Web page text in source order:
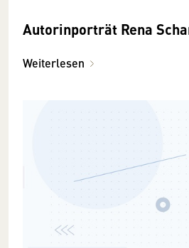
Autorinporträt Rena
Weiterlesen